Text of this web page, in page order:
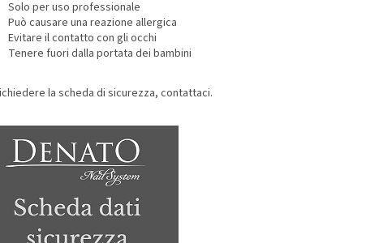
Solo per uso professionale
Può causare una reazione allergica
Evitare il contatto con gli occhi
Tenere fuori dalla portata dei bambini
la scheda di sicurezza, contattaci.